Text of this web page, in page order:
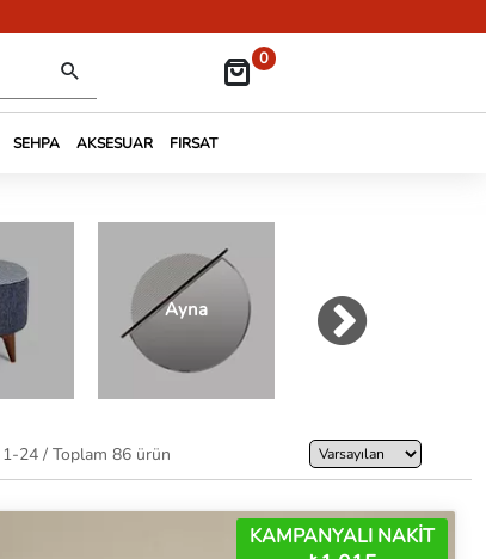
0
SEHPA AKSESUAR FIRSAT
Ayna
Tamamlayıcı
Ürünler
1-24 / Toplam 86 ürün
KAMPANYALI NAKİT